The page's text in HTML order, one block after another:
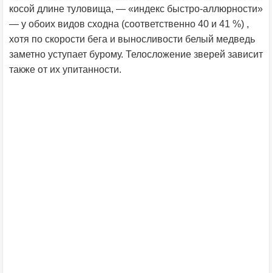
косой длине туловища, — «индекс быстро-аллюрности»
— у обоих видов сходна (соответственно 40 и 41 %) ,
хотя по скорости бега и выносливости белый медведь
заметно уступает бурому. Телосложение зверей зависит
также от их упитанности.